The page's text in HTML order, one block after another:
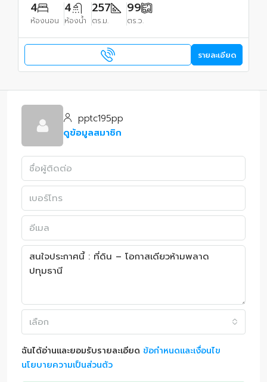
4
ห้องนอน
4
ห้องน้ำ
257
ตร.ม.
99
ตร.ว.
รายละเอียด
pptc195pp
ดูข้อมูลสมาชิก
เลือก
ฉันได้อ่านและยอมรับรายละเอียด ข้อกำหนดและเงื่อนไข
นโยบายความเป็นส่วนตัว